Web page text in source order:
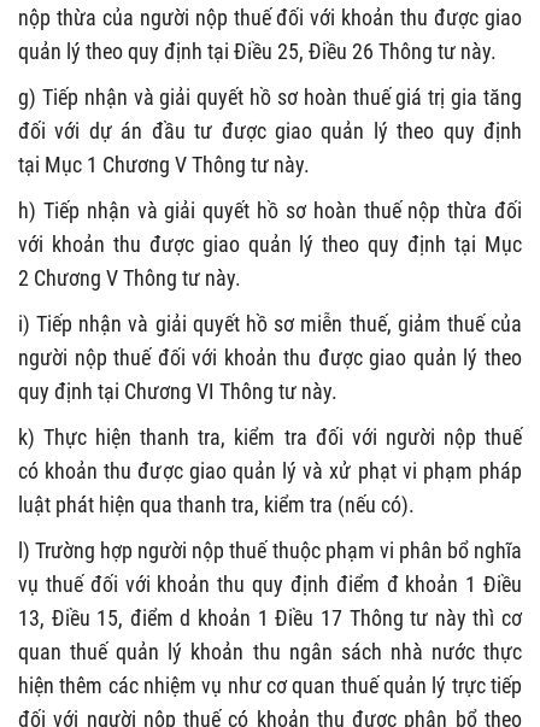
nộp thừa của người nộp thuếđối với khoản thu được giao
quản lý theo quy định tại Điều 25, Điều 26 Thông tư này.
g) Tiếp nhận và giải quyết hồ sơ hoàn thuế giá trị gia tăng
đối với dự án đầu tư được giao quản lýtheo quy định
tại Mục 1 Chương V Thông tư này.
h) Tiếp nhận và giải quyết hồ sơ hoàn thuế nộp thừa đối
với khoản thu được giao quản lýtheo quy định tại Mục
2 Chương V Thông tư này.
i) Tiếp nhận và giải quyết hồ sơ miễn thuế, giảm thuế của
người nộp thuế đối với khoản thu được giao quản lý theo
quy định tại Chương VI Thông tư này.
k) Thực hiện thanh tra, kiểm tra đối với người nộp thuế
có khoản thu được giao quản lývà xử phạt vi phạm pháp
luật phát hiện qua thanh tra, kiểm tra (nếu có).
l) Trường hợp người nộp thuế thuộc phạm vi phân bổ nghĩa
vụ thuế đối với khoản thu quy định điểm đ khoản 1 Điều
13, Điều 15, điểm d khoản 1 Điều 17 Thông tư nàythì cơ
quan thuế quản lý khoản thu ngân sách nhà nước thực
hiện thêm các nhiệm vụ như cơ quan thuế quản lý trực tiếp
đối với người nộp thuế có khoản thu được phân bổ theo